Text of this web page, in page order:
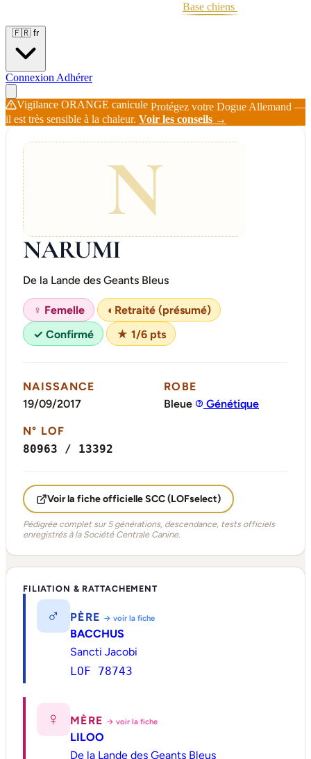
Base chiens
🇫🇷 fr
Connexion Adhérer
Vigilance ORANGE canicule Protégez votre Dogue Allemand —
il est très sensible à la chaleur. Voir les conseils →
N
NARUMI
De la Lande des Geants Bleus
♀ Femelle ◐ Retraité (présumé)
✓ Confirmé
★ 1/6 pts
NAISSANCE
19/09/2017
ROBE
Bleue
Génétique
N° LOF
80963 / 13392
Voir la fiche officielle SCC (LOFselect)
Pédigrée complet sur 5 générations, descendance, tests officiels
enregistrés à la Société Centrale Canine.
FILIATION & RATTACHEMENT
♂ PÈRE → voir la fiche
BACCHUS
Sancti Jacobi
LOF 78743
♀ MÈRE → voir la fiche
LILOO
De la Lande des Geants Bleus